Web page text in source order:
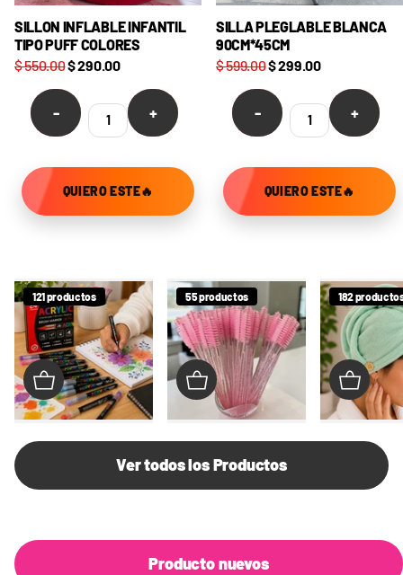
SILLON INFLABLE INFANTIL
TIPO PUFF COLORES
$ 550.00$ 290.00
- +
QUIERO ESTE🔥
SILLA PLEGLABLE BLANCA
90CM*45CM
$ 599.00$ 299.00
- +
QUIERO ESTE🔥
121 productos 55 productos 182
Ver todos los Productos
Producto nuevos